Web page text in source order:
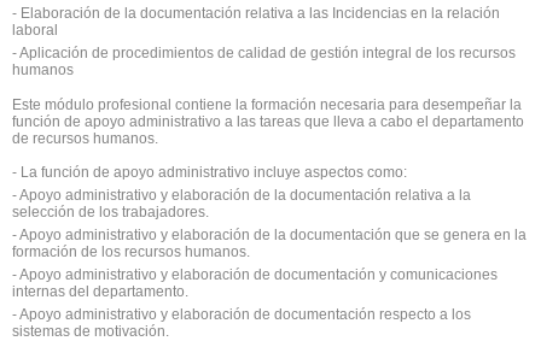
- Elaboración de la documentación relativa a las Incidencias en la relación
laboral
- Aplicación de procedimientos de calidad de gestión integral de los recursos
humanos
Este módulo profesional contiene la formación necesaria para desempeñar la
función de apoyo administrativo a las tareas que lleva a cabo el departamento
de recursos humanos.
- La función de apoyo administrativo incluye aspectos como:
- Apoyo administrativo y elaboración de la documentación relativa a la
selección de los trabajadores.
- Apoyo administrativo y elaboración de la documentación que se genera en la
formación de los recursos humanos.
- Apoyo administrativo y elaboración de documentación y comunicaciones
internas del departamento.
- Apoyo administrativo y elaboración de documentación respecto a los
sistemas de motivación.